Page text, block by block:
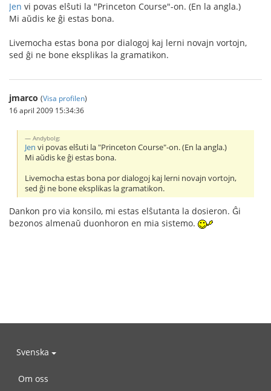
Jen vi povas elŝuti la "Princeton Course"-on. (En la angla.)
Mi aŭdis ke ĝi estas bona.
Livemocha estas bona por dialogoj kaj lerni novajn vortojn,
sed ĝi ne bone eksplikas la gramatikon.
jmarco (Visa profilen)
16 april 2009 15:34:36
Andybolg:
Jen vi povas elŝuti la "Princeton Course"-on. (En la angla.)
Mi aŭdis ke ĝi estas bona.
Livemocha estas bona por dialogoj kaj lerni novajn vortojn,
sed ĝi ne bone eksplikas la gramatikon.
Dankon pro via konsilo, mi estas elŝutanta la dosieron. Ĝi
bezonos almenaŭ duonhoron en mia sistemo.
Svenska
Om oss